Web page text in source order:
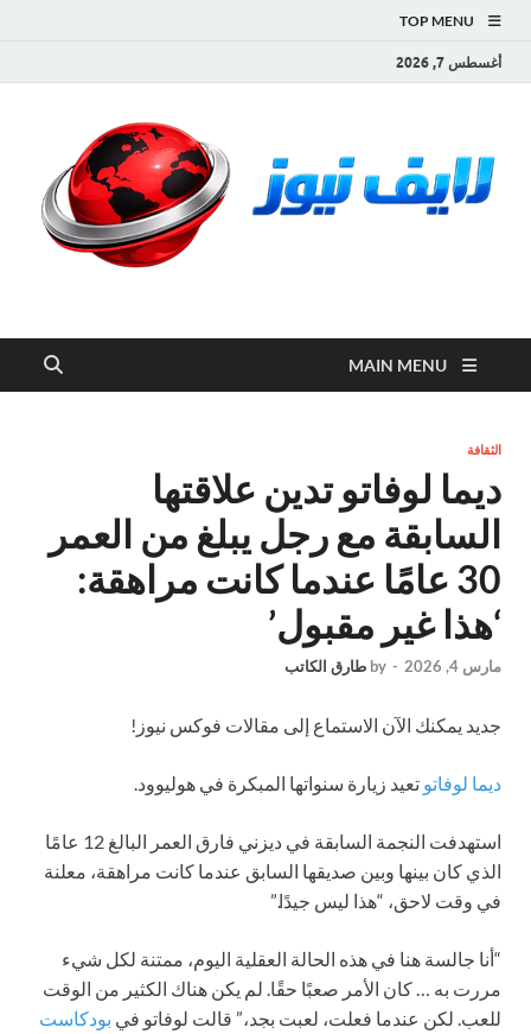
TOP MENU
أغسطس 7, 2026
لايف نيوز
MAIN MENU
الثقافة
ديما لوفاتو تدين علاقتها
السابقة مع رجل يبلغ من العمر
30 عامًا عندما كانت مراهقة:
‘هذا غير مقبول’
مارس 4, 2026 -
by طارق الكاتب
جديد يمكنك الآن الاستماع إلى مقالات فوكس نيوز!
ديما لوفاتو تعيد زيارة سنواتها المبكرة في هوليوود.
استهدفت النجمة السابقة في ديزني فارق العمر البالغ 12 عامًا
الذي كان بينها وبين صديقها السابق عندما كانت مراهقة، معلنة
في وقت لاحق، “هذا ليس جيدًا.”
“أنا جالسة هنا في هذه الحالة العقلية اليوم، ممتنة لكل شيء
مررت به … كان الأمر صعبًا حقًا. لم يكن هناك الكثير من الوقت
للعب. لكن عندما فعلت، لعبت بجد،” قالت لوفاتو في بودكاست